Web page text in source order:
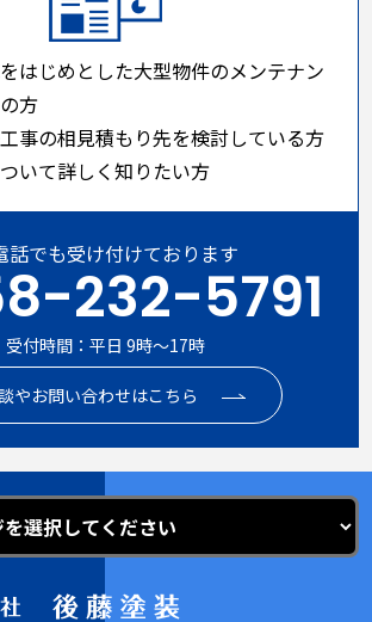
はじめとした大型物件のメンテナン
方
事の相見積もり先を検討している方
いて詳しく知りたい方
話でも受け付けております
232-5791
受付時間：平日 9時～17時
やお問い合わせはこちら